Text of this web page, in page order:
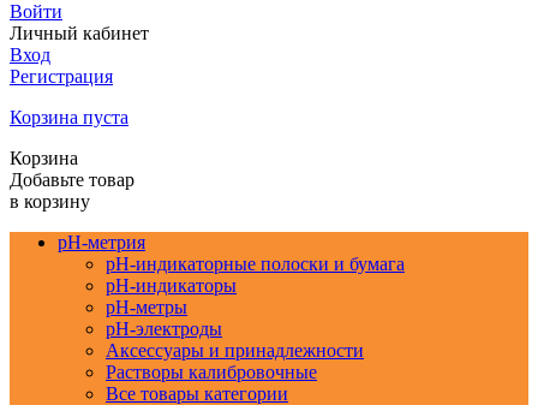
Войти
Личный кабинет
Вход
Регистрация
Корзина пуста
Корзина
Добавьте товар
в корзину
pH-метрия
pH-индикаторные полоски и бумага
pH-индикаторы
pH-метры
pH-электроды
Аксессуары и принадлежности
Растворы калибровочные
Все товары категории